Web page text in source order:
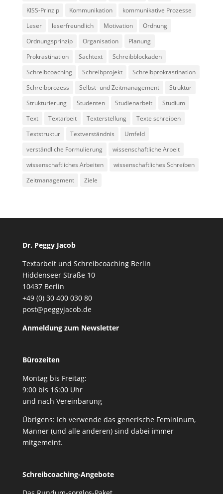
KISS-Prinzip
Kommunikation
kommunikative Prozesse
Leser
leserfreundlich Motivation
Ordnung
Ordnungsprinzip
Organisation
Planung
Prokrastination
Sachtext
Schreibblockaden
Schreibcoaching
Schreibprojekt
Schreibprokrastination
Schreibprozess
Selbst- und Zeitmanagement
Struktur
Strukturierung
Studenten Studienarbeit
Studium
Text
Textarbeit Texterstellung
Texte schreiben
Textstruktur
Textverständnis
Umfeld
verständliche Formulierung
wissenschaftliche Arbeit
wissenschaftliches Arbeiten
wissenschaftliches Schreiben
Zeitmanagement
Ziele
Dr. Peggy Jacob
Textarbeit und Schreibcoaching Berlin
Hiddenseer Straße 10
10437 Berlin
+49 (0) 30 400 030 80
post@peggyjacob.de
Anmeldung zum Newsletter
Bürozeiten
Montag bis Freitag:
9:00 bis 16:00 Uhr
und nach Vereinbarung
Übrigens: Ich verwende das generische Femininum,
Männer (und alle anderen) sind dabei immer
mitgemeint.
Schreibcoaching-Angebote
personalisierte
Inhalte und